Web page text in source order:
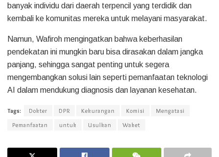
banyak individu dari daerah terpencil yang terdidik dan
kembali ke komunitas mereka untuk melayani masyarakat.
Namun, Wafiroh mengingatkan bahwa keberhasilan
pendekatan ini mungkin baru bisa dirasakan dalam jangka
panjang, sehingga sangat penting untuk segera
mengembangkan solusi lain seperti pemanfaatan teknologi
AI dalam mendukung diagnosis dan layanan kesehatan.
Tags: Dokter DPR Kekurangan Komisi
Mengatasi
Pemanfaatan
untuk Usulkan Waket